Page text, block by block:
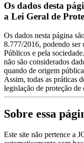
Os dados desta
a Lei Geral de
Os dados nesta página
8.777/2016, podendo ser
Públicos e pela
não são considerados
quando de origem
Assim, todas as práticas
legislação de proteção
Sobre essa
Este site não pertence a